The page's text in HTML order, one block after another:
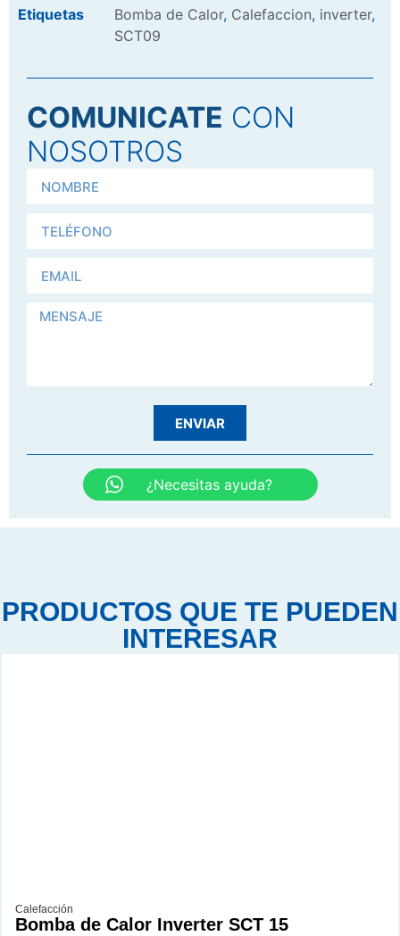
Etiquetas
Bomba de Calor, Calefaccion, inverter,
SCT09
COMUNICATE CON
NOSOTROS
ENVIAR
¿Necesitas ayuda?
PRODUCTOS QUE TE PUEDEN
INTERESAR
Calefacción
Bomba de Calor Inverter SCT 15